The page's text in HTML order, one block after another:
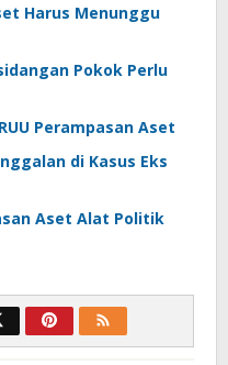
Harus Menunggu
Pokok Perlu
Perampasan Aset
di Kasus Eks
Aset Alat Politik